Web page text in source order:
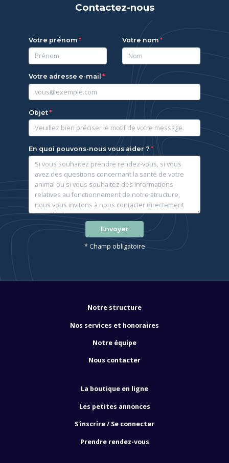
Contactez-nous
Votre prénom Votre nom
Votre adresse e-mail
Objet
En quoi pouvons-nous vous aider ?
Envoyer
* Champ obligatoire
Notre structure
Nos services et honoraires
Notre équipe
Nous contacter
La boutique en ligne
Les petites annonces
S'inscrire / Se connecter
Prendre rendez-vous